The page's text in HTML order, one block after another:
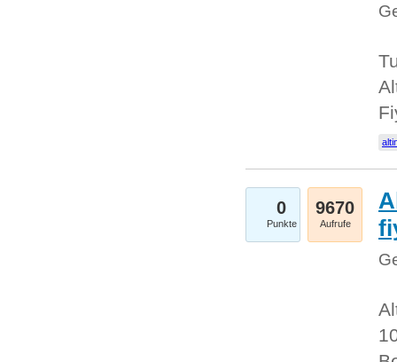
0
Punkte
9670
Aufrufe